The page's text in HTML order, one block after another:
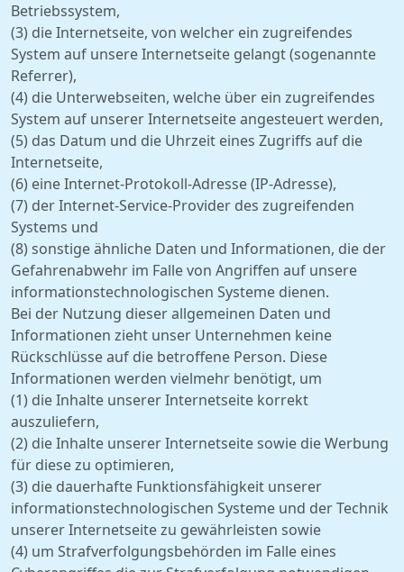
Betriebssystem,
(3) die Internetseite, von welcher ein zugreifendes
System auf unsere Internetseite gelangt (sogenannte
Referrer),
(4) die Unterwebseiten, welche über ein zugreifendes
System auf unserer Internetseite angesteuert werden,
(5) das Datum und die Uhrzeit eines Zugriffs auf die
Internetseite,
(6) eine Internet-Protokoll-Adresse (IP-Adresse),
(7) der Internet-Service-Provider des zugreifenden
Systems und
(8) sonstige ähnliche Daten und Informationen, die der
Gefahrenabwehr im Falle von Angriffen auf unsere
informationstechnologischen Systeme dienen.
Bei der Nutzung dieser allgemeinen Daten und
Informationen zieht unser Unternehmen keine
Rückschlüsse auf die betroffene Person. Diese
Informationen werden vielmehr benötigt, um
(1) die Inhalte unserer Internetseite korrekt
auszuliefern,
(2) die Inhalte unserer Internetseite sowie die Werbung
für diese zu optimieren,
(3) die dauerhafte Funktionsfähigkeit unserer
informationstechnologischen Systeme und der Technik
unserer Internetseite zu gewährleisten sowie
(4) um Strafverfolgungsbehörden im Falle eines